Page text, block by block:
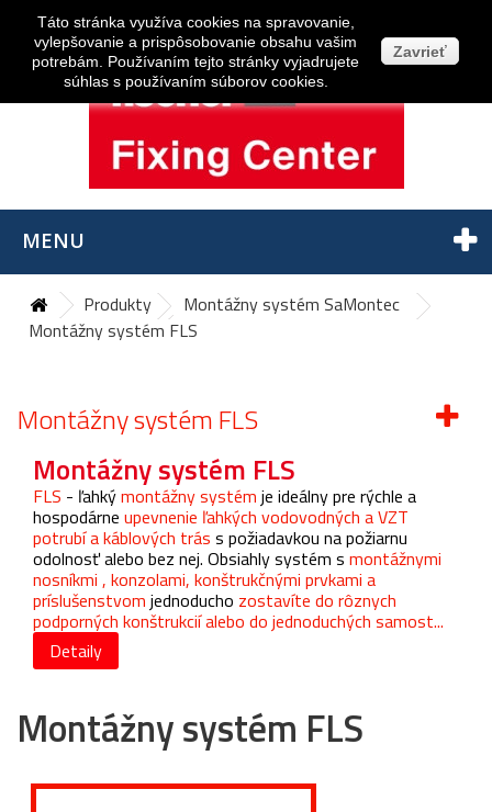
MENU
Produkty
Montážny systém SaMontec
Montážny systém FLS
Montážny systém FLS
Montážny systém FLS
FLS - ľahkýmontážny systém je ideálny pre rýchle a
hospodárne upevnenie ľahkých vodovodných a VZT
potrubí a káblových trás s požiadavkou na požiarnu
odolnosť alebo bez nej. Obsiahly systém s montážnymi
nosníkmi , konzolami, konštrukčnými prvkami a
príslušenstvom jednoducho zostavíte do rôznych
podporných konštrukcií alebo do jednoduchých samost...
Detaily
Montážny systém FLS
Táto stránka využíva cookies na spravovanie,
vylepšovanie a prispôsobovanie obsahu vašim
potrebám. Používaním tejto stránky vyjadrujete
súhlas s používaním súborov cookies.
Zavrieť